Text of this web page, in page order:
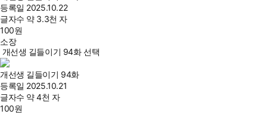
등록일 2025.10.22
글자수 약 3.3천 자
100원
소장
개선생 길들이기 94화 선택
개선생 길들이기 94화
등록일 2025.10.21
글자수 약 4천 자
100원